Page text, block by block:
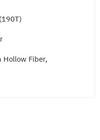
Hollow Fiber,